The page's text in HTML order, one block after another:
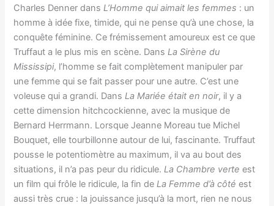
Charles Denner dansL’Homme qui aimait les femmes : un
homme à idée fixe, timide, qui ne pense qu’à une chose, la
conquête féminine. Ce frémissement amoureux est ce que
Truffaut a le plus mis en scène. DansLa Sirène du
Mississipi, l’homme se fait complètement manipuler par
une femme qui se fait passer pour une autre. C’est une
voleuse qui a grandi. DansLa Mariée était en noir, il y a
cette dimension hitchcockienne, avec la musique de
Bernard Herrmann. Lorsque Jeanne Moreau tue Michel
Bouquet, elle tourbillonne autour de lui, fascinante. Truffaut
pousse le potentiomètre au maximum, il va au bout des
situations, il n’a pas peur du ridicule.La Chambre verte est
un film qui frôle le ridicule, la fin deLa Femme d’à côté est
aussi très crue : la jouissance jusqu’à la mort, rien ne nous